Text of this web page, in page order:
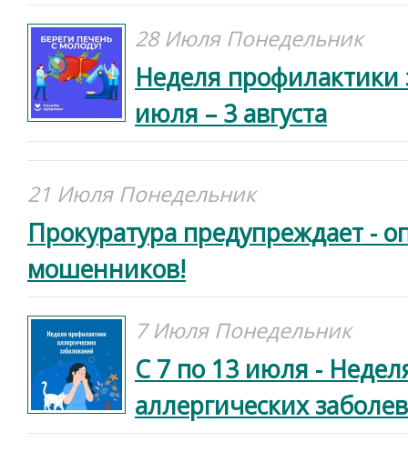
28 Июля Понедельник
Неделя
июля – 3 августа
21 Июля Понедельник
Прокуратура предупреждает -
мошенников!
7 Июля Понедельник
C 7 по 13 июля -
аллергических